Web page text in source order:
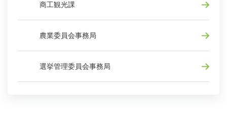
商工観光課
農業委員会事務局
選挙管理委員会事務局